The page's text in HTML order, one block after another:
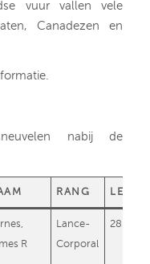
vuur vallen vele
Canadezen en
nabij de
RANG
R
Lance-
Corporal
28